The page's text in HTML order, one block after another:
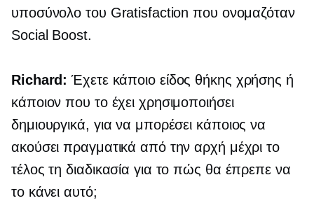
υποσύνολο του Gratisfaction που ονομαζόταν
Social Boost.
Richard: Έχετε κάποιο είδος θήκης χρήσης ή
κάποιον που το έχει χρησιμοποιήσει
δημιουργικά, για να μπορέσει κάποιος να
ακούσει πραγματικά από την αρχή μέχρι το
τέλος τη διαδικασία για το πώς θα έπρεπε να
το κάνει αυτό;